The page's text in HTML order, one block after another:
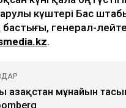
күштері Бас
генерал-
.
Қазақстан мұнайын